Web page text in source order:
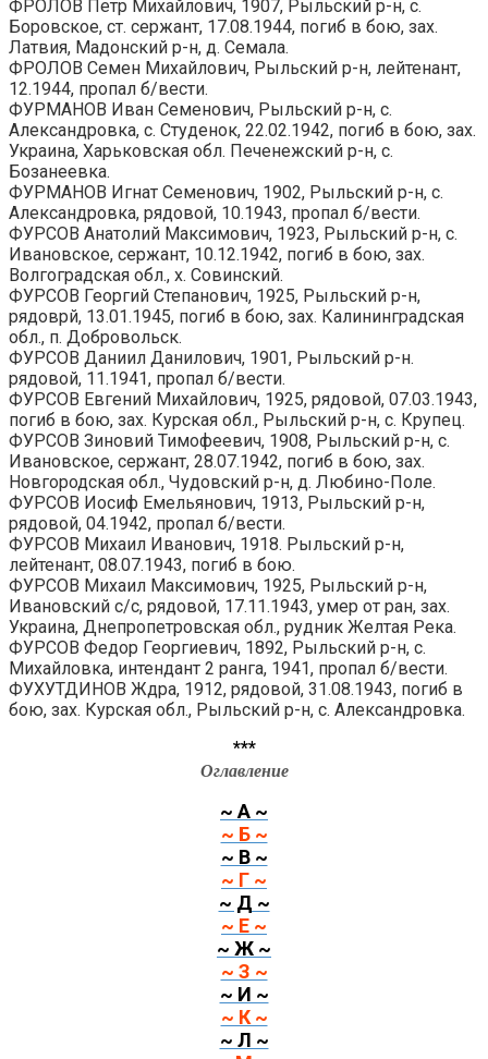
ФРОЛОВ Петр Михайлович, 1907, Рыльский р-н, с.
Боровское, ст. сержант, 17.08.1944, погиб в бою, зах.
Латвия, Мадонский р-н, д. Семала.
ФРОЛОВ Семен Михайлович, Рыльский р-н, лейтенант,
12.1944, пропал б/вести.
ФУРМАНОВ Иван Семенович, Рыльский р-н, с.
Александровка, с. Студенок, 22.02.1942, погиб в бою, зах.
Украина, Харьковская обл. Печенежский р-н, с.
Бозанеевка.
ФУРМАНОВ Игнат Семенович, 1902, Рыльский р-н, с.
Александровка, рядовой, 10.1943, пропал б/вести.
ФУРСОВ Анатолий Максимович, 1923, Рыльский р-н, с.
Ивановское, сержант, 10.12.1942, погиб в бою, зах.
Волгоградская обл., х. Совинский.
ФУРСОВ Георгий Степанович, 1925, Рыльский р-н,
рядоврй, 13.01.1945, погиб в бою, зах. Калининградская
обл., п. Добровольск.
ФУРСОВ Даниил Данилович, 1901, Рыльский р-н.
рядовой, 11.1941, пропал б/вести.
ФУРСОВ Евгений Михайлович, 1925, рядовой, 07.03.1943,
погиб в бою, зах. Курская обл., Рыльский р-н, с. Крупец.
ФУРСОВ Зиновий Тимофеевич, 1908, Рыльский р-н, с.
Ивановское, сержант, 28.07.1942, погиб в бою, зах.
Новгородская обл., Чудовский р-н, д. Любино-Поле.
ФУРСОВ Иосиф Емельянович, 1913, Рыльский р-н,
рядовой, 04.1942, пропал б/вести.
ФУРСОВ Михаил Иванович, 1918. Рыльский р-н,
лейтенант, 08.07.1943, погиб в бою.
ФУРСОВ Михаил Максимович, 1925, Рыльский р-н,
Ивановский с/с, рядовой, 17.11.1943, умер от ран, зах.
Украина, Днепропетровская обл., рудник Желтая Река.
ФУРСОВ Федор Георгиевич, 1892, Рыльский р-н, с.
Михайловка, интендант 2 ранга, 1941, пропал б/вести.
ФУХУТДИНОВ Ждра, 1912, рядовой, 31.08.1943, погиб в
бою, зах. Курская обл., Рыльский р-н, с. Александровка.
***
Оглавление
~ А ~
~ Б ~
~ В ~
~ Г ~
~ Д ~
~ Е ~
~ Ж ~
~ З ~
~ И ~
~ К ~
~ Л ~